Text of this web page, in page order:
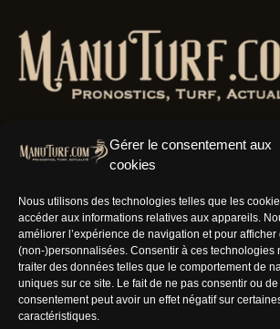
Gérer le consentement aux
cookies
Nous utilisons des technologies telles que les
accéder aux informations relatives aux appareils.
améliorer l’expérience de navigation et pour
(non-)personnalisées. Consentir à ces technologies
traiter des données telles que le comportement de
uniques sur ce site. Le fait de ne pas consentir ou
consentement peut avoir un effet négatif sur
caractéristiques.
Informations